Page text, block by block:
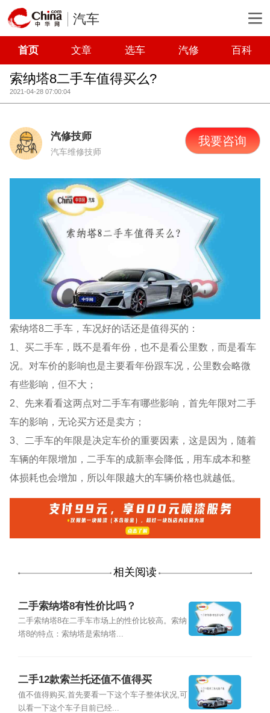
汽车
首页 文章 选车 汽修 百科
索纳塔8二手车值得买么?
2021-04-28 07:00:04
汽修技师
汽车维修技师
我要咨询
索纳塔8二手车，车况好的话还是值得买的：
1、买二手车，既不是看年份，也不是看公里数，而是看车
况。对车价的影响也是主要看年份跟车况，公里数会略微
有些影响，但不大；
2、先来看看这两点对二手车有哪些影响，首先年限对二手
车的影响，无论买方还是卖方；
3、二手车的年限是决定车价的重要因素，这是因为，随着
车辆的年限增加，二手车的成新率会降低，用车成本和整
体损耗也会增加，所以年限越大的车辆价格也就越低。
相关阅读
二手索纳塔8有性价比吗？
二手索纳塔8在二手车市场上的性价比较高。索纳
塔8的特点：索纳塔是索纳塔...
二手12款索兰托还值不值得买
值不值得购买,首先要看一下这个车子整体状况,可
以看一下这个车子目前已经...